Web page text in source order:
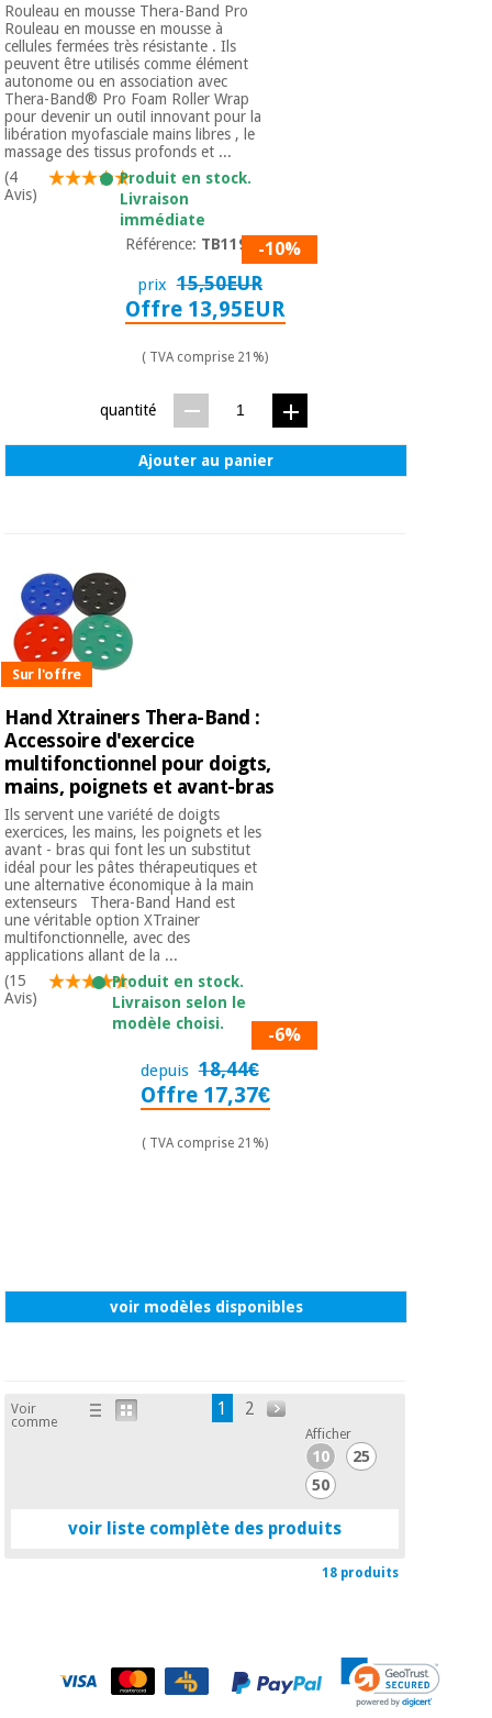
Rouleau en mousse Thera-Band Pro
Rouleau en mousse en mousse à
cellules fermées très résistante . Ils
peuvent être utilisés comme élément
autonome ou en association avec
Thera-Band® Pro Foam Roller Wrap
pour devenir un outil innovant pour la
libération myofasciale mains libres , le
massage des tissus profonds et ...
(4
Avis)
Produit en stock.
Livraison
immédiate
Référence: TB11968-10%
prix 15,50EUR
Offre 13,95EUR
( TVA comprise 21%)
quantité
Ajouter au panier
Sur l'offre
Hand Xtrainers Thera-Band :
Accessoire d'exercice
multifonctionnel pour doigts,
mains, poignets et avant-bras
Ils servent une variété de doigts
exercices, les mains, les poignets et les
avant - bras qui font les un substitut
idéal pour les pâtes thérapeutiques et
une alternative économique à la main
extenseurs Thera-Band Hand est
une véritable option XTrainer
multifonctionnelle, avec des
applications allant de la ...
(15
Avis)
Produit en stock.
Livraison selon le
modèle choisi.
-6%
depuis 18,44€
Offre 17,37€
( TVA comprise 21%)
voir modèles disponibles
Voir
comme
1 2
Afficher
10
25
50
voir liste complète des produits
18 produits